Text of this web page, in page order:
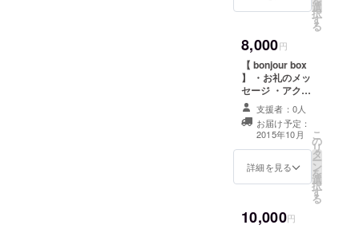
画メッセージ 】
ワーアーティス
ト小松北斗さん
とコラボレー
ションしたクリ
スマス仕様の特
別なBOX ・QR
コード動画メッ
セージ
選
択
す
る
8,000円
【 bonjour box
】 ・お礼のメッ
セージ ・アクセ
サリーや雑貨、
ファッション
グッズなど、
様々なジャンル
の商品が６点
入ったbonjour
支援者：0人
お届け予定：
2015年10月
詳細を見る
こ
の
リ
タ
ー
ン
を
選
択
す
る
10,000円